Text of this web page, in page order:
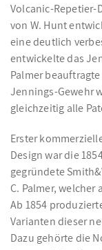
Volcanic-Repetier-
von W. Hunt
eine deutlich
entwickelte das
Palmer
Jennings-Gewehr
gleichzeitig alle
Erster
Design war die
gegründete
C. Palmer,
Ab 1854
Varianten dieser
Dazu gehörte die